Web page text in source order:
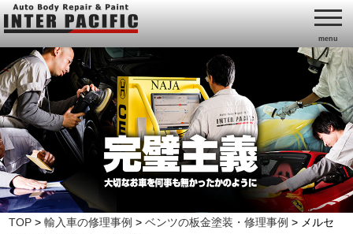
menu
TOP >輸入車の修理事例 >ベンツの板金塗装・修理事例 > メルセ